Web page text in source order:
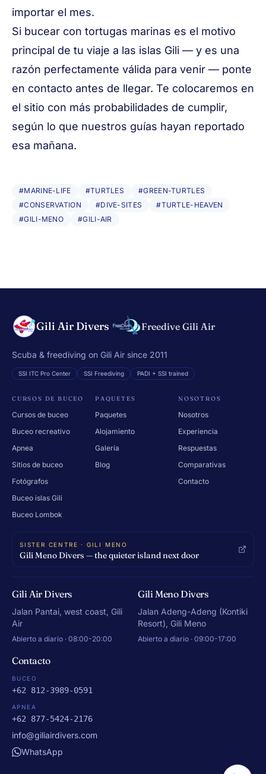
importar el mes.
Si bucear con tortugas marinas es el motivo
principal de tu viaje a las islas Gili — y es una
razón perfectamente válida para venir — ponte
en contacto antes de llegar. Te colocaremos en
el sitio con más probabilidades de cumplir,
según lo que nuestros guías hayan reportado
esa mañana.
#MARINE-LIFE #TURTLES
#GREEN-TURTLES
#CONSERVATION
#DIVE-SITES
#TURTLE-HEAVEN
#GILI-MENO
#GILI-AIR
Gili Air Divers Freedive Gili Air
Scuba & freediving on Gili Air since 2011
SSI ITC Pro Center SSI Freediving PADI + SSI trained
CURSOS DE BUCEO
Cursos de buceo
Buceo recreativo
Apnea
Sitios de buceo
Fotógrafos
Buceo islas Gili
Buceo Lombok
PAQUETES
Paquetes
Alojamiento
Galería
Blog
NOSOTROS
Nosotros
Experiencia
Respuestas
Comparativas
Contacto
SISTER CENTRE · GILI MENO
Gili Meno Divers — the quieter island next door
Gili Air Divers
Jalan Pantai, west coast, Gili
Air
Abierto a diario · 08:00-20:00
Gili Meno Divers
Jalan Adeng-Adeng (Kontiki
Resort), Gili Meno
Abierto a diario · 09:00-17:00
Contacto
BUCEO
+62 812-3989-0591
APNEA
+62 877-5424-2176
info@giliairdivers.com
WhatsApp